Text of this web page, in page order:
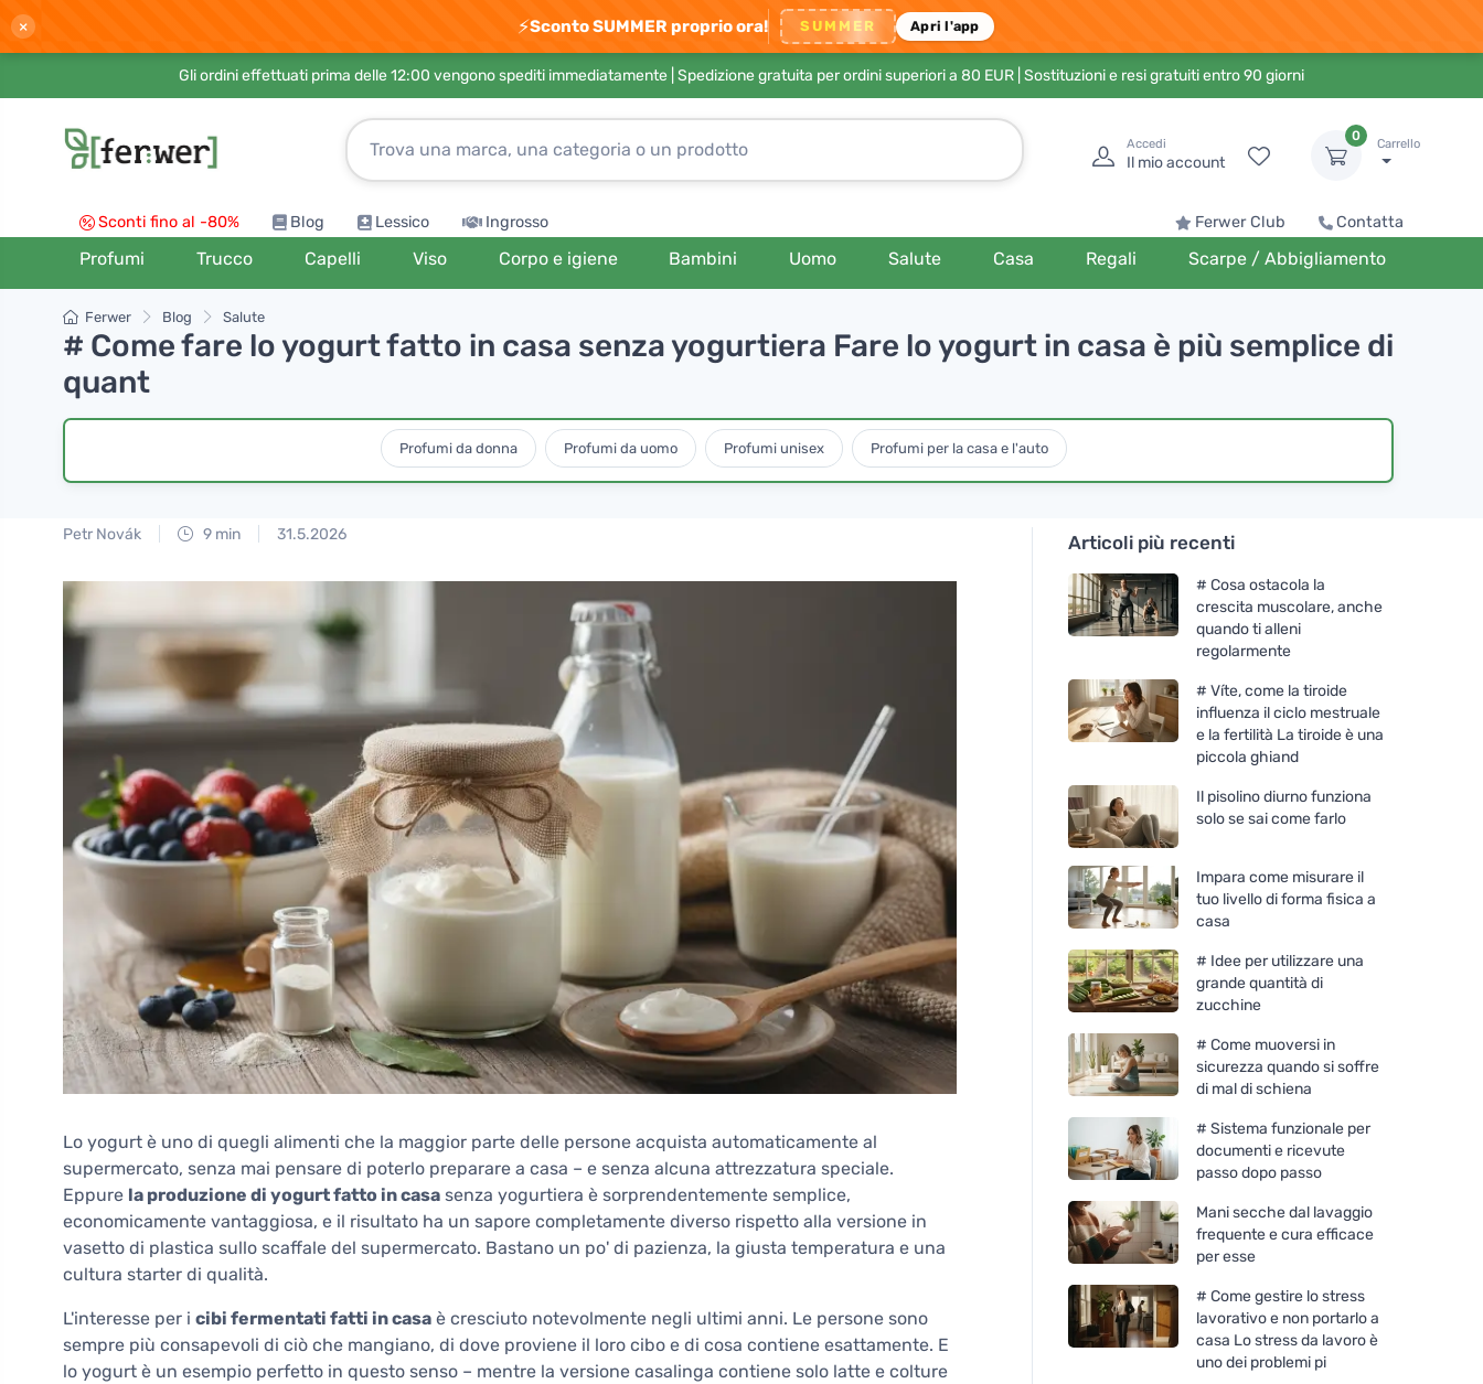
× ⚡Sconto SUMMER proprio ora! SUMMER Apri l'app
Gli ordini effettuati prima delle 12:00 vengono spediti immediatamente | Spedizione gratuita per ordini superiori a 80 EUR | Sostituzioni e resi gratuiti entro 90 giorni
Accedi
Il mio account
0
Carrello
Sconti fino al -80% Blog Lessico Ingrosso Ferwer Club Contatta
Profumi Trucco Capelli Viso Corpo e igiene Bambini Uomo Salute Casa Regali Scarpe / Abbigliamento
Ferwer Blog Salute
# Come fare lo yogurt fatto in casa senza yogurtiera Fare lo yogurt in casa è più semplice di
quant
Profumi da donna Profumi da uomo Profumi unisex Profumi per la casa e l'auto
Petr Novák 9 min 31.5.2026
Lo yogurt è uno di quegli alimenti che la maggior parte delle persone acquista automaticamente al
supermercato, senza mai pensare di poterlo preparare a casa – e senza alcuna attrezzatura speciale.
Eppure la produzione di yogurt fatto in casa senza yogurtiera è sorprendentemente semplice,
economicamente vantaggiosa, e il risultato ha un sapore completamente diverso rispetto alla versione in
vasetto di plastica sullo scaffale del supermercato. Bastano un po' di pazienza, la giusta temperatura e una
cultura starter di qualità.
L'interesse per i cibi fermentati fatti in casa è cresciuto notevolmente negli ultimi anni. Le persone sono
sempre più consapevoli di ciò che mangiano, di dove proviene il loro cibo e di cosa contiene esattamente. E
lo yogurt è un esempio perfetto in questo senso – mentre la versione casalinga contiene solo latte e colture
Articoli più recenti
# Cosa ostacola la
crescita muscolare, anche
quando ti alleni
regolarmente
# Víte, come la tiroide
influenza il ciclo mestruale
e la fertilità La tiroide è una
piccola ghiand
Il pisolino diurno funziona
solo se sai come farlo
Impara come misurare il
tuo livello di forma fisica a
casa
# Idee per utilizzare una
grande quantità di
zucchine
# Come muoversi in
sicurezza quando si soffre
di mal di schiena
# Sistema funzionale per
documenti e ricevute
passo dopo passo
Mani secche dal lavaggio
frequente e cura efficace
per esse
# Come gestire lo stress
lavorativo e non portarlo a
casa Lo stress da lavoro è
uno dei problemi pi